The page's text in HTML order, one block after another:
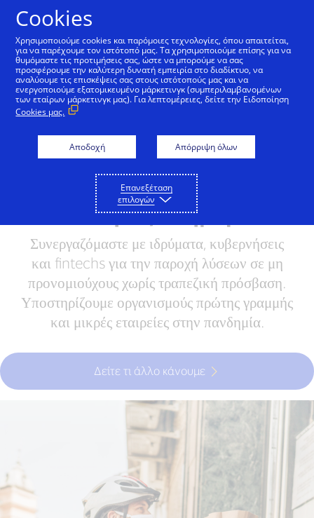
Ηγεσια μεσω παραδειγματος Ανθρωποι και
Όταν μεμονωμένα
άτομα και μικρές
επιχειρήσεις
πετυχαίνουν, οι
κοινότητες ευημερούν
Συνεργαζόμαστε με ιδρύματα, κυβερνήσεις
και fintechs για την παροχή λύσεων σε μη
προνομιούχους χωρίς τραπεζική πρόσβαση.
Υποστηρίζουμε οργανισμούς πρώτης γραμμής
και μικρές εταιρείες στην πανδημία.
Δείτε τι άλλο κάνουμε
Cookies
Χρησιμοποιούμε cookies και παρόμοιες τεχνολογίες, όπου απαιτείται,
για να παρέχουμε τον ιστότοπό μας. Τα χρησιμοποιούμε επίσης για να
θυμόμαστε τις προτιμήσεις σας, ώστε να μπορούμε να σας
προσφέρουμε την καλύτερη δυνατή εμπειρία στο διαδίκτυο, να
αναλύουμε τις επισκέψεις σας στους ιστότοπούς μας και να
ενεργοποιούμε εξατομικευμένο μάρκετινγκ (συμπεριλαμβανομένων
των εταίρων μάρκετινγκ μας). Για λεπτομέρειες, δείτε την Ειδοποίηση
Cookies μας.
Αποδοχή Απόρριψη όλων
Επανεξέταση
επιλογών